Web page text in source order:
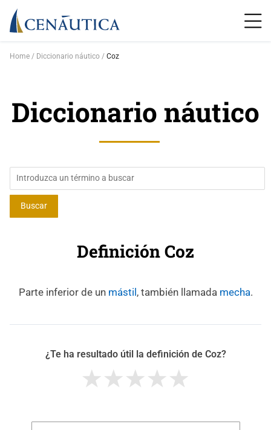
Home Diccionario náutico Coz
Diccionario náutico
Definición Coz
Parte inferior de un mástil , también llamada mecha.
¿Te ha resultado útil la definición de Coz?